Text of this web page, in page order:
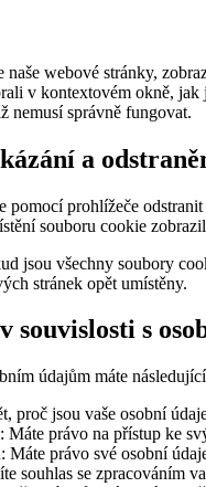
webové stránky,
v kontextovém okně, jak
nemusí správně fungovat.
a
pomocí prohlížeče
souboru cookie
jsou všechny soubory
stránek opět umístěny.
souvislosti s
údajům máte
proč jsou vaše osobní
Máte právo na přístup ke
Máte právo své osobní
souhlas se zpracováním